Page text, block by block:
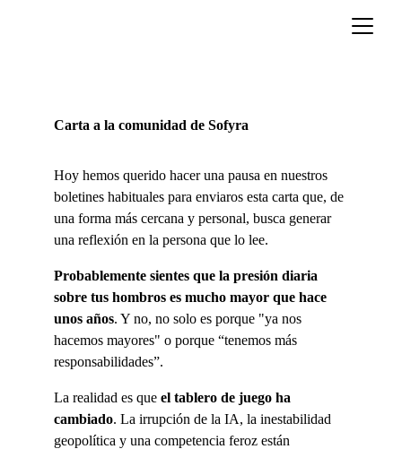
Carta a la comunidad de Sofyra
Hoy hemos querido hacer una pausa en nuestros
boletines habituales para enviaros esta carta que, de
una forma más cercana y personal, busca generar
una reflexión en la persona que lo lee.
Probablemente sientes que la presión diaria
sobre tus hombros es mucho mayor que hace
unos años. Y no, no solo es porque "ya nos
hacemos mayores" o porque “tenemos más
responsabilidades”.
La realidad es que el tablero de juego ha
cambiado. La irrupción de la IA, la inestabilidad
geopolítica y una competencia feroz están